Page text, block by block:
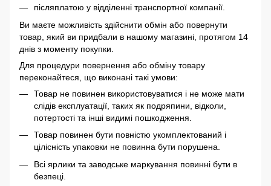
післяплатою у відділенні транспортної компанії.
Ви маєте можливість здійснити обмін або повернути
товар, який ви придбали в нашому магазині, протягом 14
днів з моменту покупки.
Для процедури повернення або обміну товару
переконайтеся, що виконані такі умови:
Товар не повинен використовуватися і не може мати
слідів експлуатації, таких як подряпини, відколи,
потертості та інші видимі пошкодження.
Товар повинен бути повністю укомплектований і
цілісність упаковки не повинна бути порушена.
Всі ярлики та заводське маркування повинні бути в
безпеці.